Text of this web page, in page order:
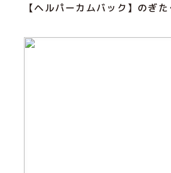
【ヘルパーカムバック】のぎた